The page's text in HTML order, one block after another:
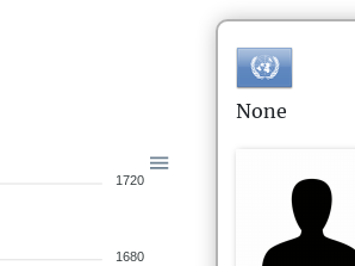
1720
1680
None